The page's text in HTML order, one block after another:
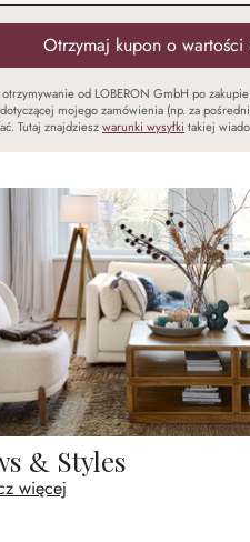
Otrzymaj kupon o wartości
od LOBERON GmbH po
mojego zamówienia (np. za
Tutaj znajdzieszwarunki wysyłki takiej
& Styles
więcej